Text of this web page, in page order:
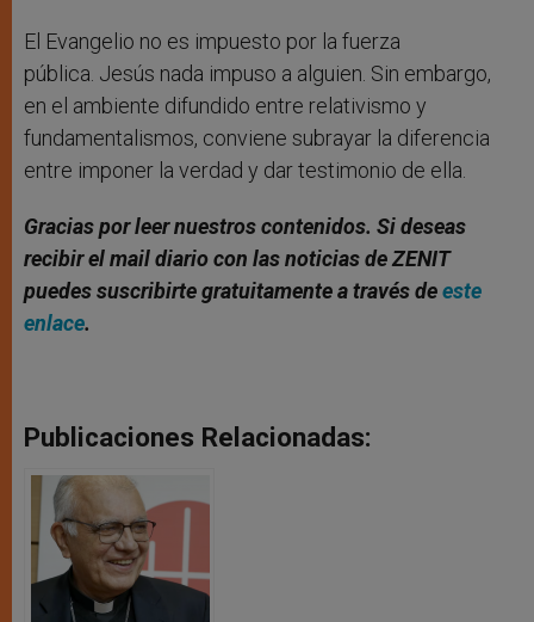
El Evangelio no es impuesto por la fuerza
pública. Jesús nada impuso a alguien. Sin embargo,
en el ambiente difundido entre relativismo y
fundamentalismos, conviene subrayar la diferencia
entre imponer la verdad y dar testimonio de ella.
Gracias por leer nuestros contenidos. Si deseas
recibir el mail diario con las noticias de ZENIT
puedes suscribirte gratuitamente a través deeste
enlace.
Publicaciones Relacionadas: